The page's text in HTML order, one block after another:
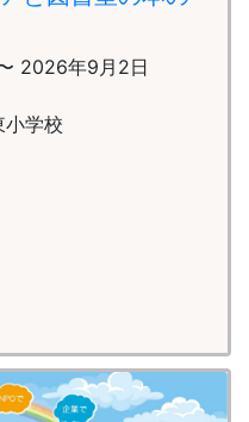
2026年9月2日
学校